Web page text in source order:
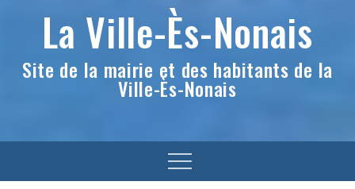
La Ville-Ès-Nonais
Site de la mairie et des habitants de la
Ville-Ès-Nonais
Menu